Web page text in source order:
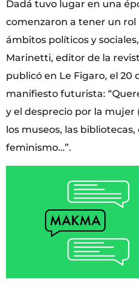
Dadá tuvo lugar en una
comenzaron a tener un rol
ámbitos políticos y
Marinetti, editor de la
publicó en Le Figaro, el 20
manifiesto futurista:
y el desprecio por la
los museos, las
feminismo…”.